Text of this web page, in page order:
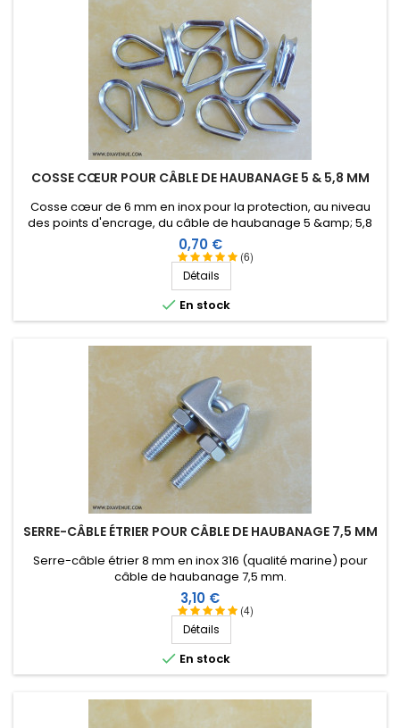
COSSE CŒUR POUR CÂBLE DE HAUBANAGE 5 & 5,8 MM
(6)
Cosse cœur de 6 mm en inox pour la protection, au niveau
des points d'encrage, du câble de haubanage 5 &amp; 5,8
mm.
Prix
0,70 €
Détails
 En stock
SERRE-CÂBLE ÉTRIER POUR CÂBLE DE HAUBANAGE 7,5 MM
(4)
Serre-câble étrier 8 mm en inox 316 (qualité marine) pour
câble de haubanage 7,5 mm.
Prix
3,10 €
Détails
 En stock